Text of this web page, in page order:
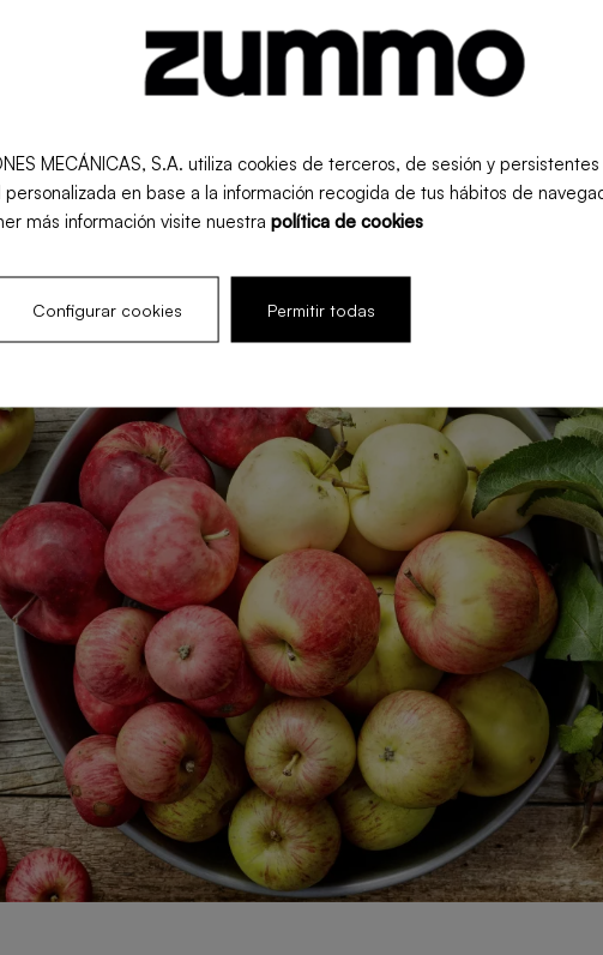
: originaire des États-Unis, cette variété de pomme se
: originaire de Nouvelle-Zélande, cette variété de pomme
crème) a une pulpe juteuse, croquante et sucrée, idéale pour
MECÁNICAS, S.A. utiliza cookies de terceros, de sesión y
en base a la información recogida de tus hábitos de
más información visite nuestra política de cookies
Configurar cookies Permitir todas